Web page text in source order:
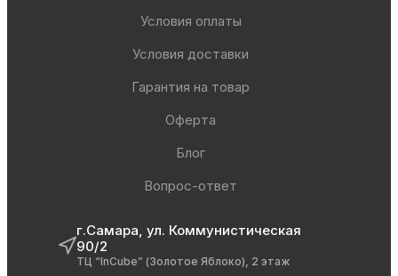
Условия оплаты
Условия доставки
Гарантия на товар
Оферта
Блог
Вопрос-ответ
г.Самара, ул. Коммунистическая
90/2
ТЦ “InCube” (Золотое Яблоко), 2 этаж